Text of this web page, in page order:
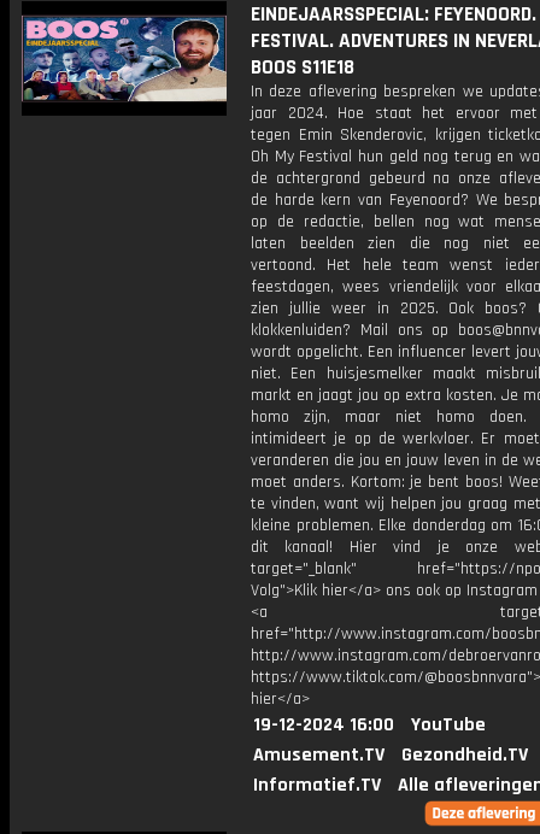
EINDEJAARSSPECIAL:
FESTIVAL. ADVENTURES IN
BOOS S11E18
In deze aflevering bespreken we
jaar 2024. Hoe staat het ervoor
tegen Emin Skenderovic, krijgen
Oh My Festival hun geld nog terug en
de achtergrond gebeurd na onze
de harde kern van Feyenoord? We
op de redactie, bellen nog wat
laten beelden zien die nog niet
vertoond. Het hele team wenst
feestdagen, wees vriendelijk voor
zien jullie weer in 2025. Ook
klokkenluiden? Mail ons op
wordt opgelicht. Een influencer levert
niet. Een huisjesmelker maakt
markt en jaagt jou op extra kosten. Je
homo zijn, maar niet homo doen.
intimideert je op de werkvloer. Er
veranderen die jou en jouw leven in de
moet anders. Kortom: je bent boos!
te vinden, want wij helpen jou graag
kleine problemen. Elke donderdag om
dit kanaal! Hier vind je onze
target="_blank" href="https://
Volg">Klik hier</a> ons ook op Instagram
<a
href="http://www.instagram.com/
http://www.instagram.com/
https://www.tiktok.com/
hier</a>
19-12-2024 16:00
YouTube
Amusement.TV
Gezondheid.TV
Informatief.TV
Alle